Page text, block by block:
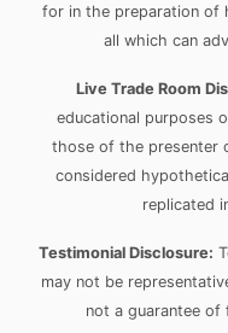
for in the preparation of
all which can
Live Trade Room
educational purposes
those of the presenter
considered
replicated
Testimonial Disclosure:
may not be
not a guarantee of